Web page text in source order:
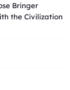
Bringer
the Civilization